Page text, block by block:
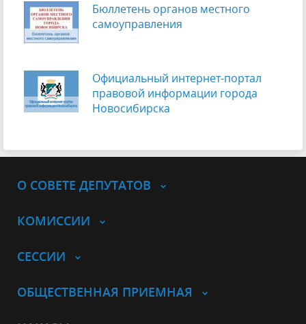
Бюллетень органов местного
самоуправления
Официальный интернет-портал
правовой информации города
Новосибирска
О СОВЕТЕ ДЕПУТАТОВ
КОМИССИИ
СЕССИИ
ОБЩЕСТВЕННАЯ ПРИЕМНАЯ